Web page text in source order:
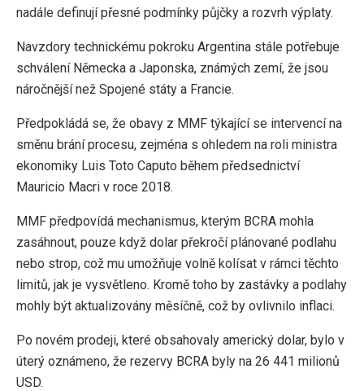
nadále definují přesné podmínky půjčky a rozvrh výplaty.
Navzdory technickému pokroku Argentina stále potřebuje
schválení Německa a Japonska, známých zemí, že jsou
náročnější než Spojené státy a Francie.
Předpokládá se, že obavy z MMF týkající se intervencí na
směnu brání procesu, zejména s ohledem na roli ministra
ekonomiky Luis Toto Caputo během předsednictví
Mauricio Macri v roce 2018.
MMF předpovídá mechanismus, kterým BCRA mohla
zasáhnout, pouze když dolar překročí plánované podlahu
nebo strop, což mu umožňuje volně kolísat v rámci těchto
limitů, jak je vysvětleno. Kromě toho by zastávky a podlahy
mohly být aktualizovány měsíčně, což by ovlivnilo inflaci.
Po novém prodeji, které obsahovaly americký dolar, bylo v
úterý oznámeno, že rezervy BCRA byly na 26 441 milionů
USD.